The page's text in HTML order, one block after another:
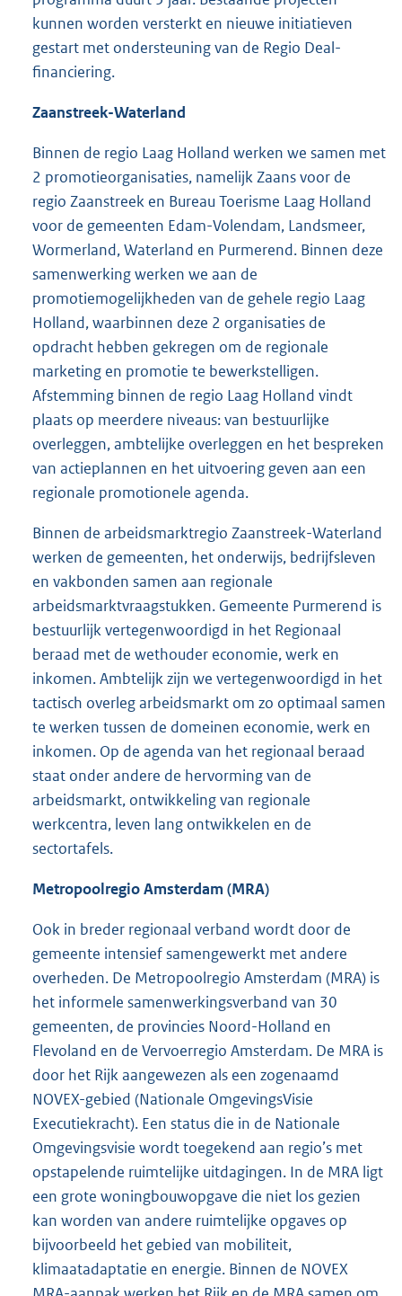
kunnen worden versterkt en nieuwe initiatieven
gestart met ondersteuning van de Regio Deal-
financiering.
Zaanstreek-Waterland
Binnen de regio Laag Holland werken we samen met
2 promotieorganisaties, namelijk Zaans voor de
regio Zaanstreek en Bureau Toerisme Laag Holland
voor de gemeenten Edam-Volendam, Landsmeer,
Wormerland, Waterland en Purmerend. Binnen deze
samenwerking werken we aan de
promotiemogelijkheden van de gehele regio Laag
Holland, waarbinnen deze 2 organisaties de
opdracht hebben gekregen om de regionale
marketing en promotie te bewerkstelligen.
Afstemming binnen de regio Laag Holland vindt
plaats op meerdere niveaus: van bestuurlijke
overleggen, ambtelijke overleggen en het bespreken
van actieplannen en het uitvoering geven aan een
regionale promotionele agenda.
Binnen de arbeidsmarktregio Zaanstreek-Waterland
werken de gemeenten, het onderwijs, bedrijfsleven
en vakbonden samen aan regionale
arbeidsmarktvraagstukken. Gemeente Purmerend is
bestuurlijk vertegenwoordigd in het Regionaal
beraad met de wethouder economie, werk en
inkomen. Ambtelijk zijn we vertegenwoordigd in het
tactisch overleg arbeidsmarkt om zo optimaal samen
te werken tussen de domeinen economie, werk en
inkomen. Op de agenda van het regionaal beraad
staat onder andere de hervorming van de
arbeidsmarkt, ontwikkeling van regionale
werkcentra, leven lang ontwikkelen en de
sectortafels.
Metropoolregio Amsterdam (MRA)
Ook in breder regionaal verband wordt door de
gemeente intensief samengewerkt met andere
overheden. De Metropoolregio Amsterdam (MRA) is
het informele samenwerkingsverband van 30
gemeenten, de provincies Noord-Holland en
Flevoland en de Vervoerregio Amsterdam. De MRA is
door het Rijk aangewezen als een zogenaamd
NOVEX-gebied (Nationale OmgevingsVisie
Executiekracht). Een status die in de Nationale
Omgevingsvisie wordt toegekend aan regio’s met
opstapelende ruimtelijke uitdagingen. In de MRA ligt
een grote woningbouwopgave die niet los gezien
kan worden van andere ruimtelijke opgaves op
bijvoorbeeld het gebied van mobiliteit,
klimaatadaptatie en energie. Binnen de NOVEX